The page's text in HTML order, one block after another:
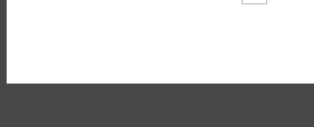
Determinate tecnologie web e